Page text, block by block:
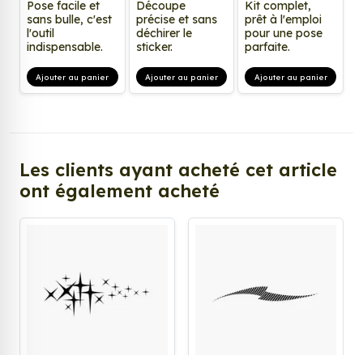
Pose facile et
sans bulle, c'est
l'outil
indispensable.
Ajouter au panier
Découpe
précise et sans
déchirer le
sticker.
Ajouter au panier
Kit complet,
prêt à l'emploi
pour une pose
parfaite.
Ajouter au panier
Les clients ayant acheté cet article
ont également acheté